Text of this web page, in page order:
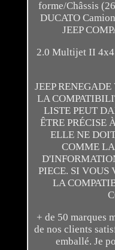
forme/Châssis
DUCATO
JEEP
2.0 Multijet II
JEEP
LA
LISTE PEUT
ÊTRE PRÉCISE
ELLE NE
COMME
PIECE. SI VOUS
LA
+ de 50 marques
de nos clients
emballé. Je